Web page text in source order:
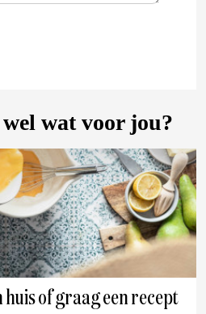
wat voor jou?
of graag een recept